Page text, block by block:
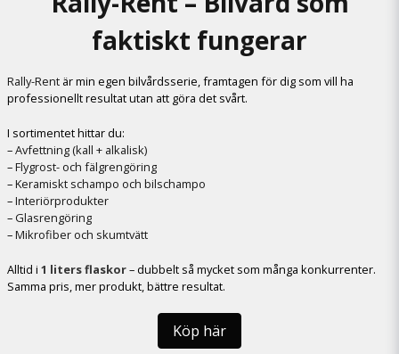
faktiskt fungerar
Rally-Rent är min egen bilvårdsserie, framtagen för dig som vill ha
professionellt resultat utan att göra det svårt.
I sortimentet hittar du:
–Avfettning (kall + alkalisk)
–Flygrost- och fälgrengöring
–Keramiskt schampo och bilschampo
–Interiörprodukter
– Glasrengöring
–Mikrofiber och skumtvätt
Alltid i 1 liters flaskor– dubbelt så mycket som många konkurrenter.
Samma pris, mer produkt, bättre resultat.
Köp här